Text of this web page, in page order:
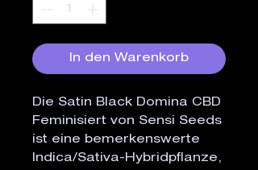
In den Warenkorb
Die Satin Black Domina CBD
Feminisiert von Sensi Seeds
ist eine bemerkenswerte
Indica/Sativa-Hybridpflanze,